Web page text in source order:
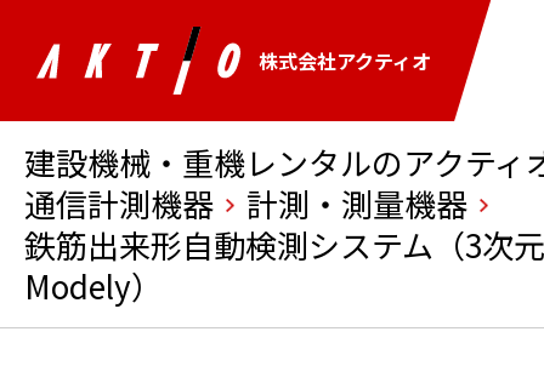
株式会社アクティオ
建設機械・重機レンタルのアクティ
通信計測機器
計測・測量機器
鉄筋出来形自動検測システム（3次
Modely）